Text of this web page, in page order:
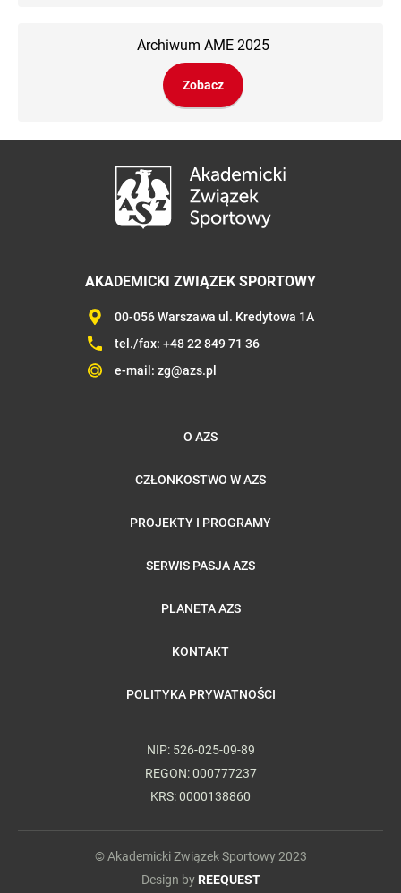
Archiwum AME 2025
Zobacz
AKADEMICKI ZWIĄZEK SPORTOWY
00-056 Warszawa ul. Kredytowa 1A
tel./fax: +48 22 849 71 36
e-mail: zg@azs.pl
O AZS
CZŁONKOSTWO W AZS
PROJEKTY I PROGRAMY
SERWIS PASJA AZS
PLANETA AZS
KONTAKT
POLITYKA PRYWATNOŚCI
NIP: 526-025-09-89
REGON: 000777237
KRS: 0000138860
© Akademicki Związek Sportowy 2023
Design by REEQUEST